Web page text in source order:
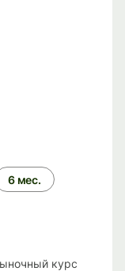
6 мес.
курс